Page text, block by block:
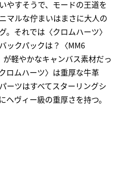
やすそうで、モードの王道を
マルな佇まいはまさに大人の
。それでは〈クロムハーツ〉
ックパックは？〈MM6
軽やかなキャンバス素材だっ
ロムハーツ〉は重厚な牛革
ーツはすべてスターリングシ
ヘヴィー級の重厚さを持つ。